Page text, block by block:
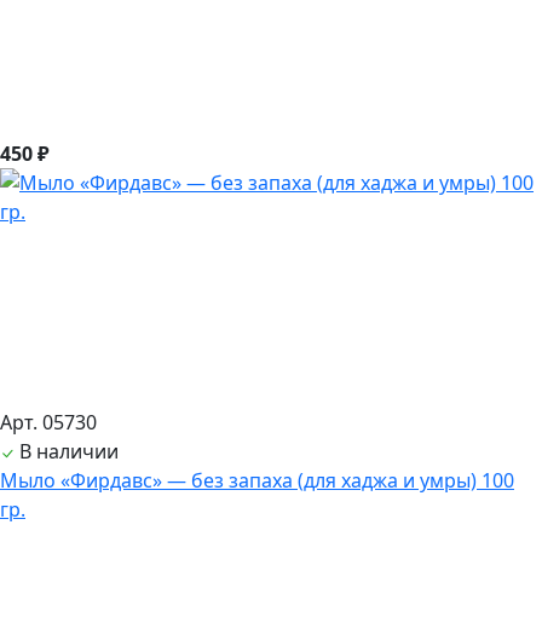
450 ₽
Арт. 05730
В наличии
Мыло «Фирдавс» — без запаха (для хаджа и умры) 100
гр.